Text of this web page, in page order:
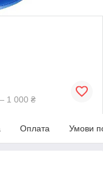
1 000 ₴
Оплата Умови